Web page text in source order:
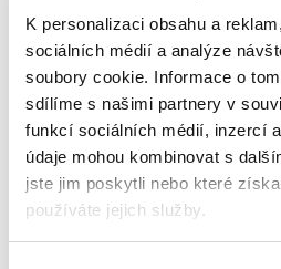
K personalizaci obsahu a
sociálních médií a analýze
soubory cookie. Informace o
sdílíme s našimi partnery v
funkcí sociálních médií, inzercí
údaje mohou kombinovat s
jste jim poskytli nebo které
používáte jejich služby.